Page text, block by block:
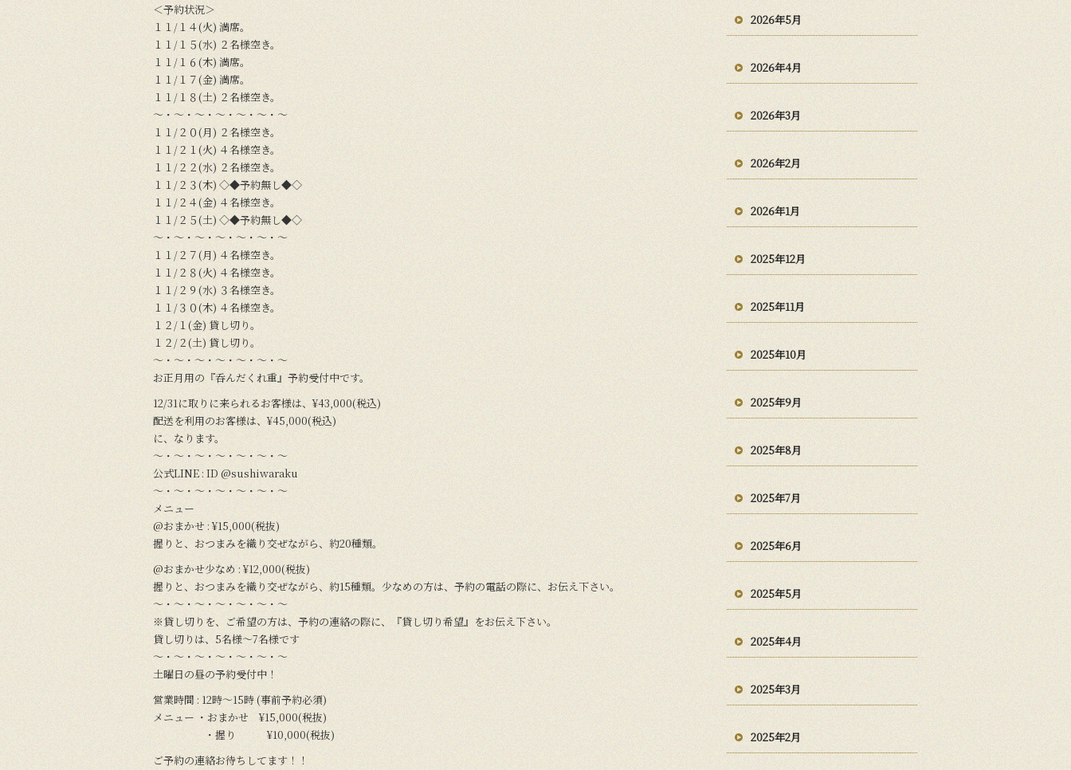
＜予約状況＞
１１/１４(火) 満席。
１１/１５(水) ２名様空き。
１１/１６(木) 満席。
１１/１７(金) 満席。
１１/１８(土) ２名様空き。
〜・〜・〜・〜・〜・〜・〜
１１/２０(月) ２名様空き。
１１/２１(火) ４名様空き。
１１/２２(水) ２名様空き。
１１/２３(木) ◇◆予約無し◆◇
１１/２４(金) ４名様空き。
１１/２５(土) ◇◆予約無し◆◇
〜・〜・〜・〜・〜・〜・〜
１１/２７(月) ４名様空き。
１１/２８(火) ４名様空き。
１１/２９(水) ３名様空き。
１１/３０(木) ４名様空き。
１２/１(金) 貸し切り。
１２/２(土) 貸し切り。
〜・〜・〜・〜・〜・〜・〜
お正月用の『呑んだくれ重』予約受付中です。
12/31に取りに来られるお客様は、¥43,000(税込)
配送を利用のお客様は、¥45,000(税込)
に、なります。
〜・〜・〜・〜・〜・〜・〜
公式LINE : ID @sushiwaraku
〜・〜・〜・〜・〜・〜・〜
メニュー
@おまかせ : ¥15,000(税抜)
握りと、おつまみを織り交ぜながら、約20種類。
@おまかせ少なめ : ¥12,000(税抜)
握りと、おつまみを織り交ぜながら、約15種類。少なめの方は、予約の電話の際に、お伝え下さい。
〜・〜・〜・〜・〜・〜・〜
※貸し切りを、ご希望の方は、予約の連絡の際に、『貸し切り希望』をお伝え下さい。
貸し切りは、5名様〜7名様です
〜・〜・〜・〜・〜・〜・〜
土曜日の昼の予約受付中！
営業時間 : 12時〜15時 (事前予約必須)
メニュー ・おまかせ ¥15,000(税抜)
・握り ¥10,000(税抜)
ご予約の連絡お待ちしてます！！
2026年5月
2026年4月
2026年3月
2026年2月
2026年1月
2025年12月
2025年11月
2025年10月
2025年9月
2025年8月
2025年7月
2025年6月
2025年5月
2025年4月
2025年3月
2025年2月